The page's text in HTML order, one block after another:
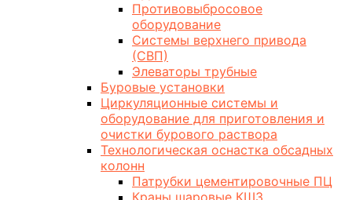
Противовыбросовое
оборудование
Системы верхнего привода
(СВП)
Элеваторы трубные
Буровые установки
Циркуляционные системы и
оборудование для приготовления и
очистки бурового раствора
Технологическая оснастка обсадных
колонн
Патрубки цементировочные ПЦ